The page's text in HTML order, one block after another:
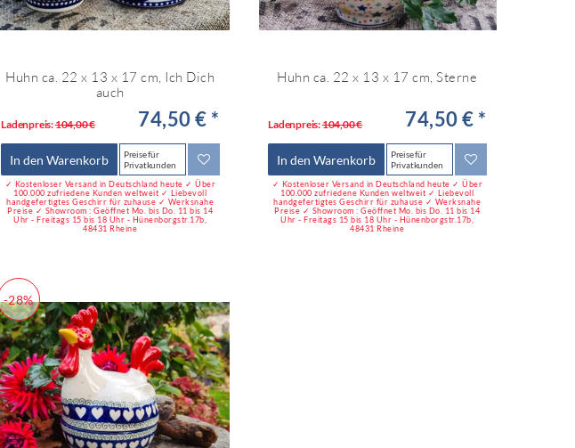
Huhn ca. 22 x 13 x 17 cm, Ich Dich
auch
Ladenpreis:104,00 € 74,50 € *
In den Warenkorb
Preise für
Privatkunden
✓ Kostenloser Versand in Deutschland heute ✓ Über
100.000 zufriedene Kunden weltweit ✓ Liebevoll
handgefertigtes Geschirr für zuhause ✓ Werksnahe
Preise ✓ Showroom : Geöffnet Mo. bis Do. 11 bis 14
Uhr - Freitags 15 bis 18 Uhr - Hünenborgstr.17b,
48431 Rheine
Huhn ca. 22 x 13 x 17 cm, Sterne
Ladenpreis:104,00 € 74,50 € *
In den Warenkorb
Preise für
Privatkunden
✓ Kostenloser Versand in Deutschland heute ✓ Über
100.000 zufriedene Kunden weltweit ✓ Liebevoll
handgefertigtes Geschirr für zuhause ✓ Werksnahe
Preise ✓ Showroom : Geöffnet Mo. bis Do. 11 bis 14
Uhr - Freitags 15 bis 18 Uhr - Hünenborgstr.17b,
48431 Rheine
-28%